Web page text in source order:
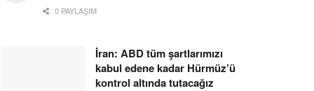
0 PAYLAŞIM
İran: ABD tüm şartlarımızı
kabul edene kadar Hürmüz’ü
kontrol altında tutacağız